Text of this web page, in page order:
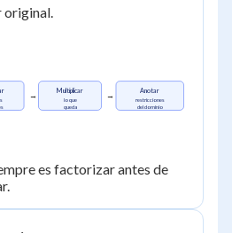
original.
→ Multiplicar
lo que
queda
→ Anotar
restricciones
del dominio
es factorizar antes de